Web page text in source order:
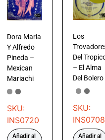
Dora Maria
Y Alfredo
Pineda –
Mexican
Mariachi
SKU:
INS0720
Añadir al
Los
Del
– El Alma
Del Bolero
SKU:
INS0708
Añadir al